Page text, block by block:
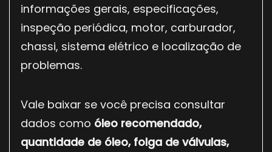
informações gerais, especificações,
inspeção periódica, motor, carburador,
chassi, sistema elétrico e localização de
problemas.
Vale baixar se você precisa consultar
dados como óleo recomendado,
quantidade de óleo, folga de válvulas,